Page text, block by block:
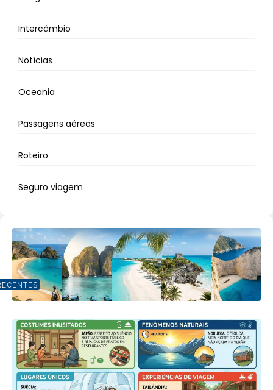
Intercâmbio
Notícias
Oceania
Passagens aéreas
Roteiro
Seguro viagem